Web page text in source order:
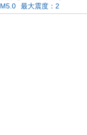
M5.0
最大震度：2